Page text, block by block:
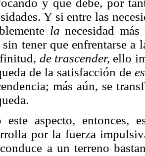
Y si entre las
lanecesidad
tener que enfrentarse a
de trascender, ello
de la satisfacción de
más aún, se
este aspecto, entonces,
por la fuerza
a un terreno